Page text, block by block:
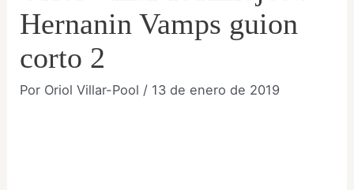
Hernanin Vamps guion
corto 2
Por Oriol Villar-Pool / 13 de enero de 2019